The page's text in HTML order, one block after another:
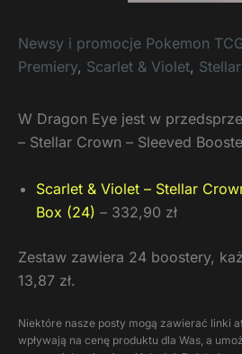
Newsy i promocje Pokemon
Premiery, Scarlet & Violet,
W Dragon Eye jest w
– Stellar Crown – Sleeved
Scarlet & Violet – Stellar
Box (24) – 332,90 zł
Zestaw zawiera 24 boostery,
13,87 zł.
Niektóre nasze posty mogą zawierać linki
wpływają na cenę produktu dla Was, a